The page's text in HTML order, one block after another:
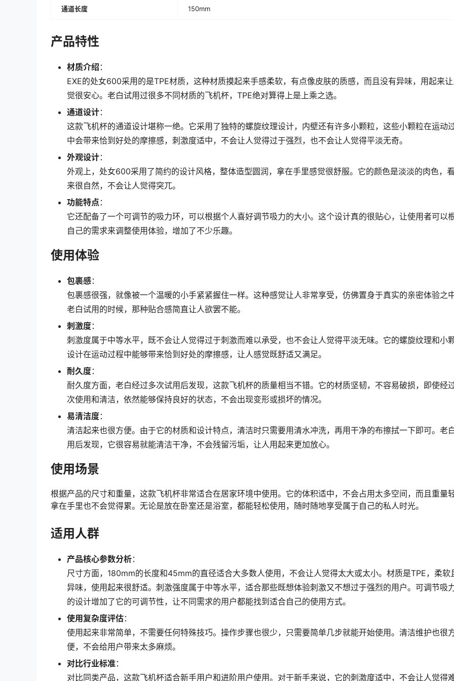
通道长度 150mm
产品特性
材质介绍 ：
EXE的处女600采用的是TPE材质，这种材质摸起来手感柔软，有点像皮肤的质感，而且没有异味，用起来
觉很安心。老白试用过很多不同材质的飞机杯，TPE绝对算得上是上乘之选。
通道设计：
这款飞机杯的通道设计堪称一绝。它采用了独特的螺旋纹理设计，内壁还有许多小颗粒，这些小颗粒在运动
中会带来恰到好处的摩擦感，刺激度适中，不会让人觉得过于强烈，也不会让人觉得平淡无奇。
外观设计：
外观上，处女600采用了简约的设计风格，整体造型圆润，拿在手里感觉很舒服。它的颜色是淡淡的肉色，
来很自然，不会让人觉得突兀。
功能特点 ：
它还配备了一个可调节的吸力环，可以根据个人喜好调节吸力的大小。这个设计真的很贴心，让使用者可以
自己的需求来调整使用体验，增加了不少乐趣。
使用体验
包裹感：
包裹感很强，就像被一个温暖的小手紧紧握住一样。这种感觉让人非常享受，仿佛置身于真实的亲密体验之中
老白试用的时候，那种贴合感简直让人欲罢不能。
刺激度：
刺激度属于中等水平，既不会让人觉得过于刺激而难以承受，也不会让人觉得平淡无味。它的螺旋纹理和小
设计在运动过程中能够带来恰到好处的摩擦感，让人感觉既舒适又满足。
耐久度：
耐久度方面，老白经过多次试用后发现，这款飞机杯的质量相当不错。它的材质坚韧，不容易破损，即使经
次使用和清洁，依然能够保持良好的状态，不会出现变形或损坏的情况。
易清洁度：
清洁起来也很方便。由于它的材质和设计特点，清洁时只需要用清水冲洗，再用干净的布擦拭一下即可。老
用后发现，它很容易就能清洁干净，不会残留污垢，让人用起来更加放心。
使用场景
根据产品的尺寸和重量，这款飞机杯非常适合在居家环境中使用。它的体积适中，不会占用太多空间，而且重量轻
拿在手里也不会觉得累。无论是放在卧室还是浴室，都能轻松使用，随时随地享受属于自己的私人时光。
适用人群
产品核心参数分析：
尺寸方面，180mm的长度和45mm的直径适合大多数人使用，不会让人觉得太大或太小。材质是TPE，柔软
异味，使用起来很舒适。刺激强度属于中等水平，适合那些既想体验刺激又不想过于强烈的用户。可调节吸
的设计增加了它的可调节性，让不同需求的用户都能找到适合自己的使用方式。
使用复杂度评估：
使用起来非常简单，不需要任何特殊技巧。操作步骤也很少，只需要简单几步就能开始使用。清洁维护也很
便，不会给用户带来太多麻烦。
对比行业标准：
对比同类产品，这款飞机杯适合新手用户和进阶用户使用。对于新手来说，它的刺激度适中，不会让人觉得